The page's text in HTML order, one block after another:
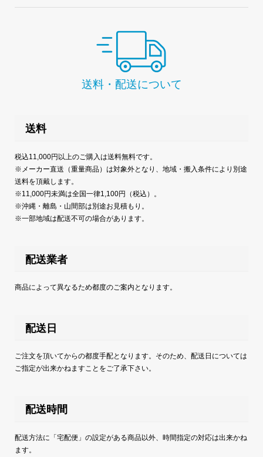
送料・配送について
送料
税込11,000円以上のご購入は送料無料です。
※メーカー直送（重量商品）は対象外となり、地域・搬入条件により別途
送料を頂戴します。
※11,000円未満は全国一律1,100円（税込）。
※沖縄・離島・山間部は別途お見積もり。
※一部地域は配送不可の場合があります。
配送業者
商品によって異なるため都度のご案内となります。
配送日
ご注文を頂いてからの都度手配となります。そのため、配送日については
ご指定が出来かねますことをご了承下さい。
配送時間
配送方法に「宅配便」の設定がある商品以外、時間指定の対応は出来かね
ます。